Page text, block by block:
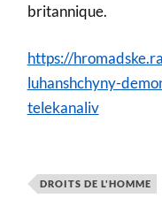
britannique.
https://
luhanshchyny-
telekanaliv
DROITS DE L'HOMME